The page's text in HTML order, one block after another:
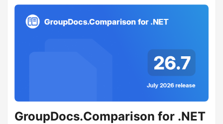
GroupDocs.Comparison for .NET